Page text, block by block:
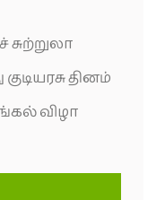
சுற்றுலா
தினம்
விழா